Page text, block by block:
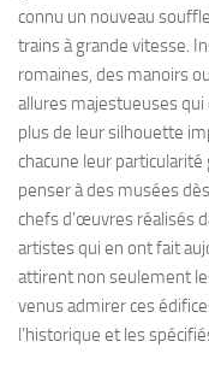
connu un nouveau
trains à grande vitesse.
romaines, des manoirs
allures majestueuses
plus de leur silhouette
chacune leur
penser à des musées
chefs d’œuvres réalisés
artistes qui en ont fait
attirent non seulement
venus admirer ces
l’historique et les